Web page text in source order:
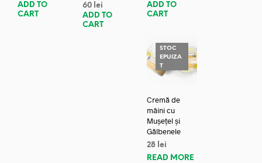
ADD TO
CART
60 lei
ADD TO
CART
ADD TO
CART
STOC
EPUIZA
T
Cremă de
mâini cu
Mușețel și
Gălbenele
28 lei
READ MORE